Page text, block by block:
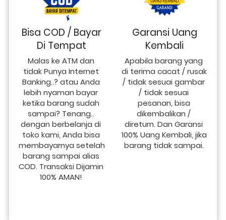
Bisa COD / Bayar
Di Tempat
Malas ke ATM dan
tidak Punya Internet
Banking..? atau Anda
lebih nyaman bayar
ketika barang sudah
sampai? Tenang..
dengan berbelanja di
toko kami, Anda bisa
membayarnya setelah
barang sampai alias
COD. Transaksi Dijamin
100% AMAN!
Garansi Uang
Kembali
Apabila barang yang
di terima cacat / rusak
/ tidak sesuai gambar
/ tidak sesuai
pesanan, bisa
dikembalikan /
direturn. Dan Garansi
100% Uang Kembali, jika
barang tidak sampai.